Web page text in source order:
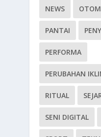
NEWS
PANTAI
PERFORMA
PERUBAHAN
RITUAL
SENI DIGITAL